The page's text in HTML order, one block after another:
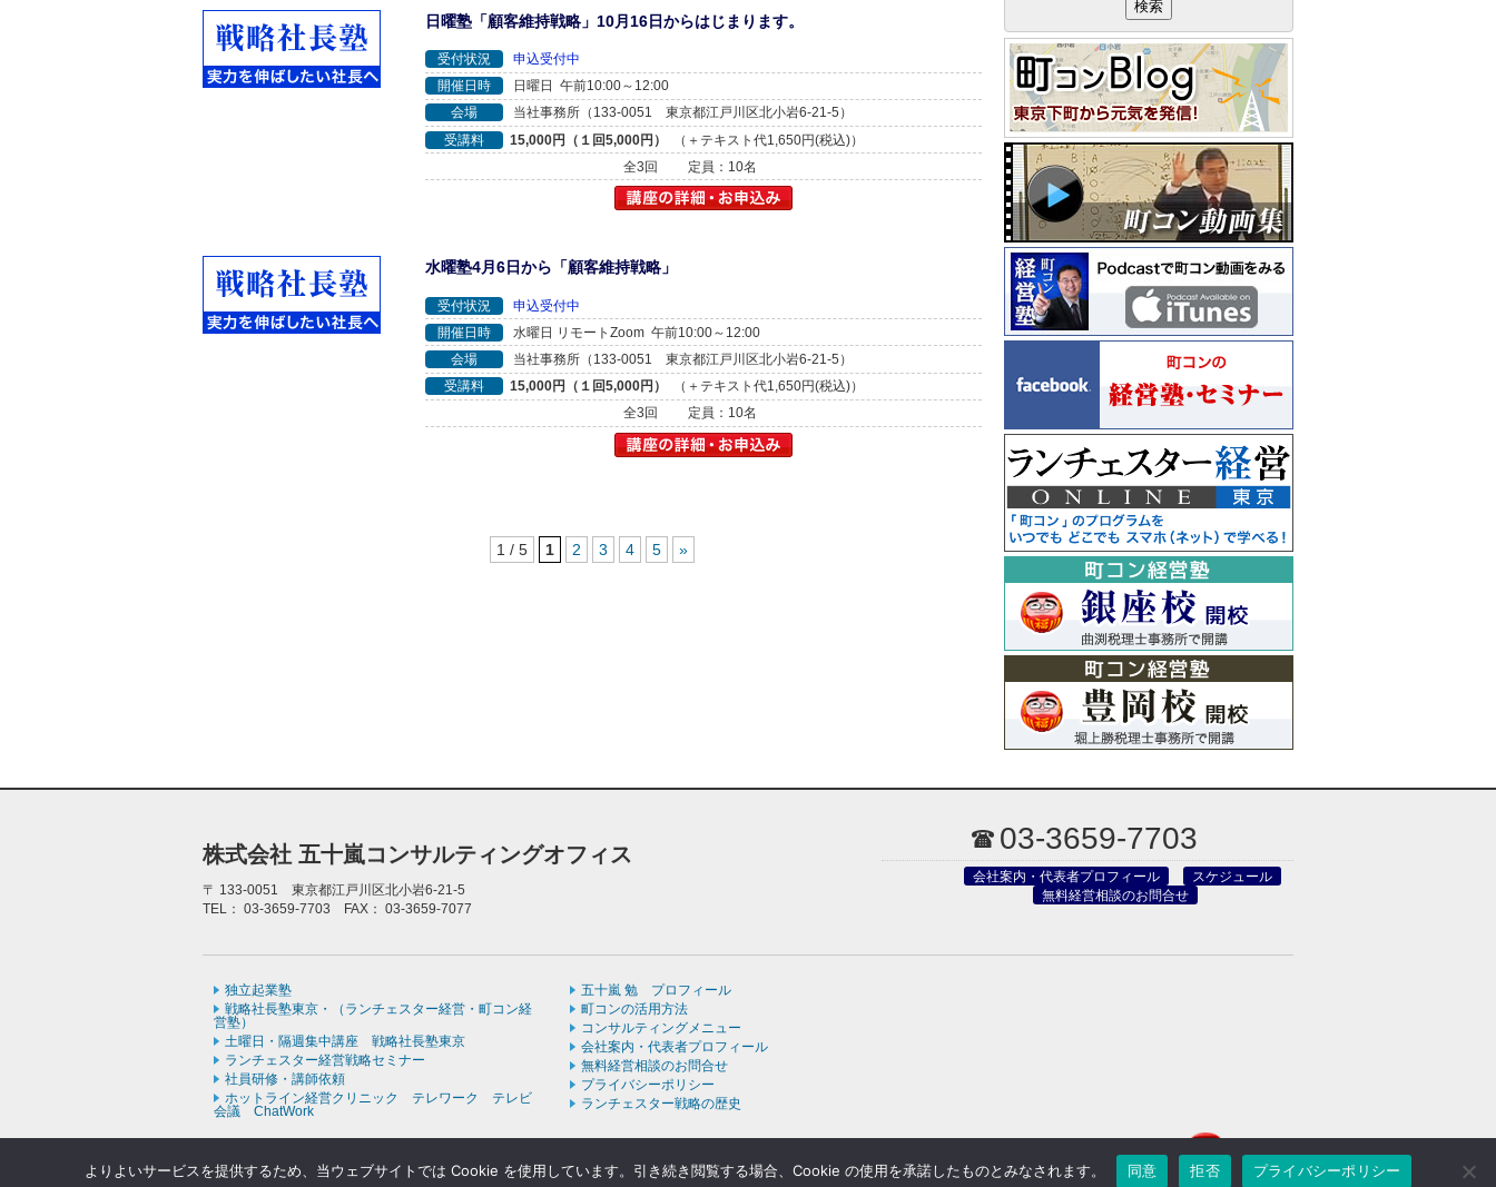
日曜塾「顧客維持戦略」10月16日からはじまります。
受付状況
申込受付中
開催日時
日曜日 午前10:00～12:00
会場
当社事務所（133-0051 東京都江戸川区北小岩6-21-5）
受講料
15,000円（１回5,000円）
（＋テキスト代1,650円(税込)）
全3回
定員：10名
水曜塾4月6日から「顧客維持戦略」
受付状況
申込受付中
開催日時
水曜日 リモートZoom 午前10:00～12:00
会場
当社事務所（133-0051 東京都江戸川区北小岩6-21-5）
受講料
15,000円（１回5,000円）
（＋テキスト代1,650円(税込)）
全3回
定員：10名
1 / 5 1 2 3 4 5 »
内
検
索
株式会社 五十嵐コンサルティングオフィス
〒 133-0051 東京都江戸川区北小岩6-21-5
TEL： 03-3659-7703 FAX： 03-3659-7077
03-3659-7703
会社案内・代表者プロフィール
スケジュール
無料経営相談のお問合せ
独立起業塾
戦略社長塾東京・（ランチェスター経営・町コン経
営塾）
土曜日・隔週集中講座 戦略社長塾東京
ランチェスター経営戦略セミナー
社員研修・講師依頼
ホットライン経営クリニック テレワーク テレビ
会議 ChatWork
五十嵐 勉 プロフィール
町コンの活用方法
コンサルティングメニュー
会社案内・代表者プロフィール
無料経営相談のお問合せ
プライバシーポリシー
ランチェスター戦略の歴史
Copyright © ランチェスターの法則を学ぶなら五十嵐コンサルティングオフィス All rights resereved. Powered by DJCOM Inc.
よりよいサービスを提供するため、当ウェブサイトでは Cookie を使用しています。引き続き閲覧する場合、Cookie の使用を承諾したものとみなされます。 同意 拒否 プライバシーポリシー